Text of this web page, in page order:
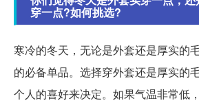
穿一点?如何挑选?
寒冷的冬天，无论是外套还是厚实的
的必备单品。选择穿外套还是厚实的
个人的喜好来决定。如果气温非常低